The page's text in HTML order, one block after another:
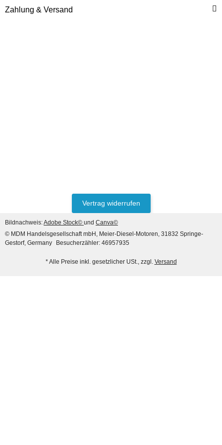
DEUTZ® / KHD®
Zahlung & Versand
Vertrag widerrufen
Bildnachweis:Adobe Stock© und Canva©
© MDM Handelsgesellschaft mbH, Meier-Diesel-Motoren, 31832 Springe-
Gestorf, Germany
Besucherzähler: 46957935
* Alle Preise inkl. gesetzlicher USt., zzgl. Versand